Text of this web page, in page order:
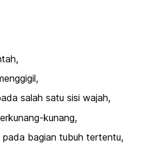
salah satu sisi wajah,
kunang,
pada bagian tubuh tertentu,